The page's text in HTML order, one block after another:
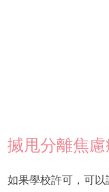
搣甩分離焦
如果學校許可，可以